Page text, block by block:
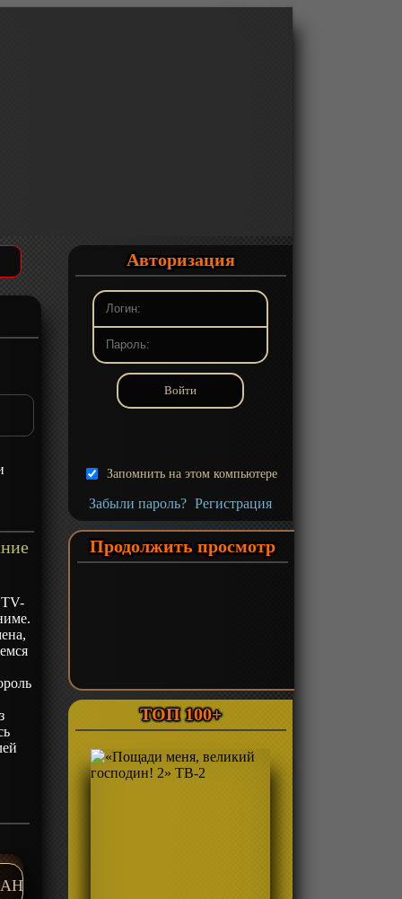
TV-
AH
Авторизация
Запомнить на этом компьютере
Забыли пароль? Регистрация
Продолжить просмотр
ТОП 100+